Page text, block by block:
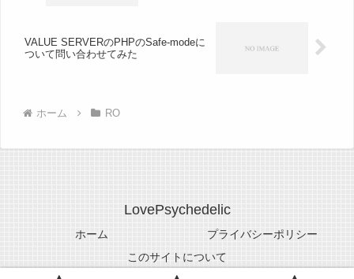
VALUE SERVERのPHPのSafe-modeに
ついて問い合わせてみた
ホーム RO
LovePsychedelic
ホーム
プライバシーポリシー
このサイトについて